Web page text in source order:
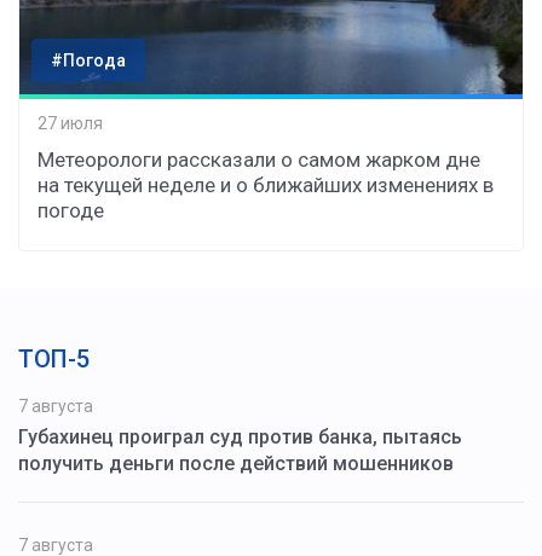
#Погода
27 июля
Метеорологи рассказали о самом жарком дне
на текущей неделе и о ближайших изменениях в
погоде
ТОП-5
7 августа
Губахинец проиграл суд против банка, пытаясь
получить деньги после действий мошенников
7 августа